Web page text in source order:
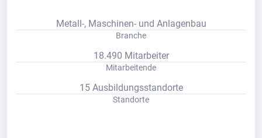
Metall-, Maschinen- und Anlagenbau
Branche
18.490 Mitarbeiter
Mitarbeitende
15 Ausbildungsstandorte
Standorte